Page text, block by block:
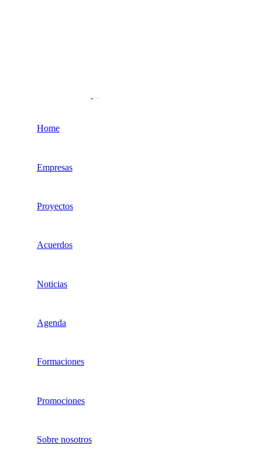
Home
Empresas
Proyectos
Acuerdos
Noticias
Agenda
Formaciones
Promociones
Sobre nosotros